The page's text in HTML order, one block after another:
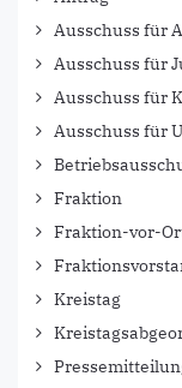
Ausschuss für
Ausschuss für
Ausschuss für
Ausschuss für
Fraktion
Fraktion-vor-
Kreistag